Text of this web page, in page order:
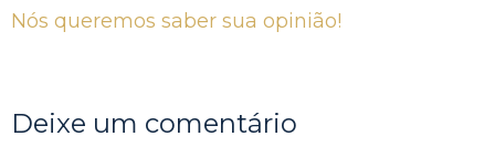
Nós queremos saber sua opinião!
Deixe um comentário